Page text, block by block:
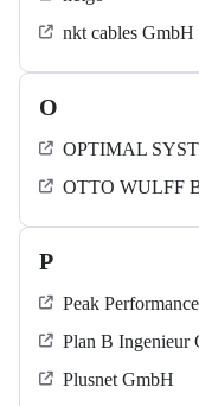
nkt cables GmbH
O
OPTIMAL
OTTO WULFF
P
Peak
Plan B Ingenieur
Plusnet GmbH